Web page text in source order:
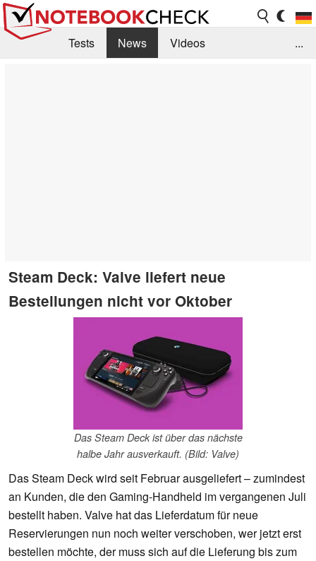
Tests News
Videos
...
Steam Deck: Valve liefert neue
Bestellungen nicht vor Oktober
Das Steam Deck ist über das nächste
halbe Jahr ausverkauft. (Bild: Valve)
Das Steam Deck wird seit Februar ausgeliefert – zumindest
an Kunden, die den Gaming-Handheld im vergangenen Juli
bestellt haben. Valve hat das Lieferdatum für neue
Reservierungen nun noch weiter verschoben, wer jetzt erst
bestellen möchte, der muss sich auf die Lieferung bis zum